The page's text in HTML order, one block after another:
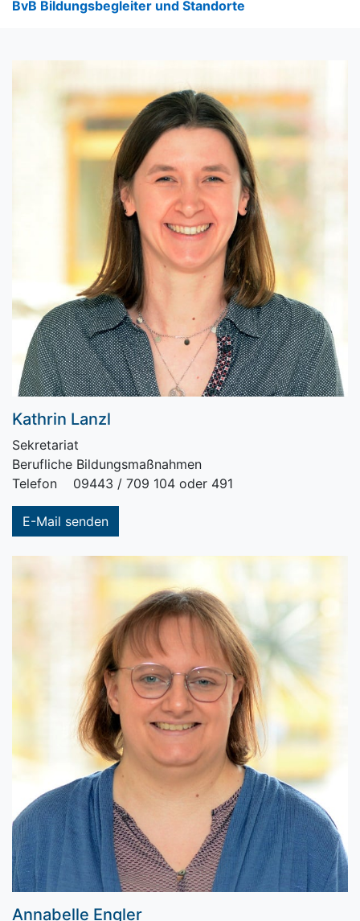
BvB Bildungsbegleiter und Standorte
Kathrin Lanzl
Sekretariat
Berufliche Bildungsmaßnahmen
Telefon 09443 / 709 104 oder 491
E-Mail senden
Annabelle Engler